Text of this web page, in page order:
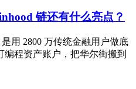
链还有什么亮点？
用 2800 万传统金融用户做底
程资产账户，把华尔街搬到